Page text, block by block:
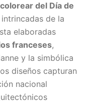
del Día de
de la
elaboradas
franceses,
y la simbólica
diseños capturan
nacional